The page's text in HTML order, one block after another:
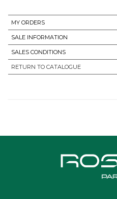
MY ORDERS
SALE INFORMATION
SALES CONDITIONS
RETURN TO CATALOGUE